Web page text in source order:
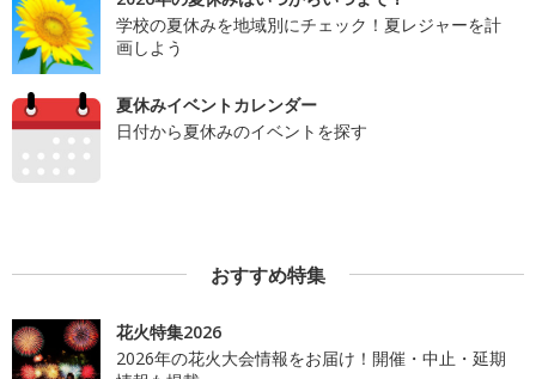
学校の夏休みを地域別にチェック！夏レジャーを計
画しよう
夏休みイベントカレンダー
日付から夏休みのイベントを探す
おすすめ特集
花火特集2026
2026年の花火大会情報をお届け！開催・中止・延期